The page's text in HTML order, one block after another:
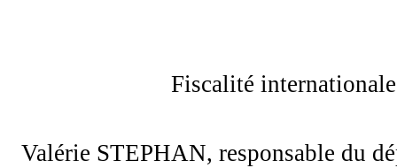
Fiscalité
Valérie STEPHAN, responsable du